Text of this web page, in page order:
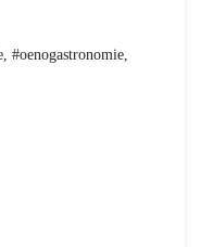
#oenogastronomie,